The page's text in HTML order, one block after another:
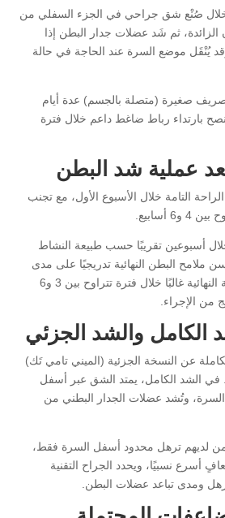
خلال صُنْع شق جراحي في الجزء السفلي من
الزائدة، ثم شَد عضلات جدار البطن إذا
يُنْقَل موضع السرة عند الحاجة في حالة
تصريف صغيرة (متصلة بالجسم) عدة أيام
بارتداء رباط ضاغط داعم خلال فترة
عملية شد البطن
التامة خلال الأسبوع الأول، مع تجنب
أسابيع.
أسبوعين تقريبًا حسب طبيعة النشاط
ملامح البطن النهائية تدريجيًا على مدى
عدة أسابيع، وتكتمل النتيجة النهائية غالبًا خلال فترة تتراوح بين 3 و6
من الإجراء.
الكامل والشد الجزئي
عن النسخة الجزئية (الميني تامي تَك)
الشد الكامل، يمتد الشق عبر أسفل
وتُشد عضلات الجدار البطني من
لديهم ترهل محدود أسفل السرة فقط،
أسرع نسبيًا، ويحدد الجراح التقنية
ومدى تباعد عضلات البطن.